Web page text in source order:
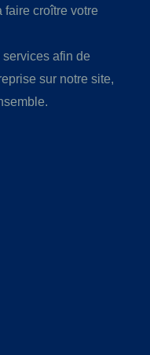
croître votre
afin de
sur notre site,